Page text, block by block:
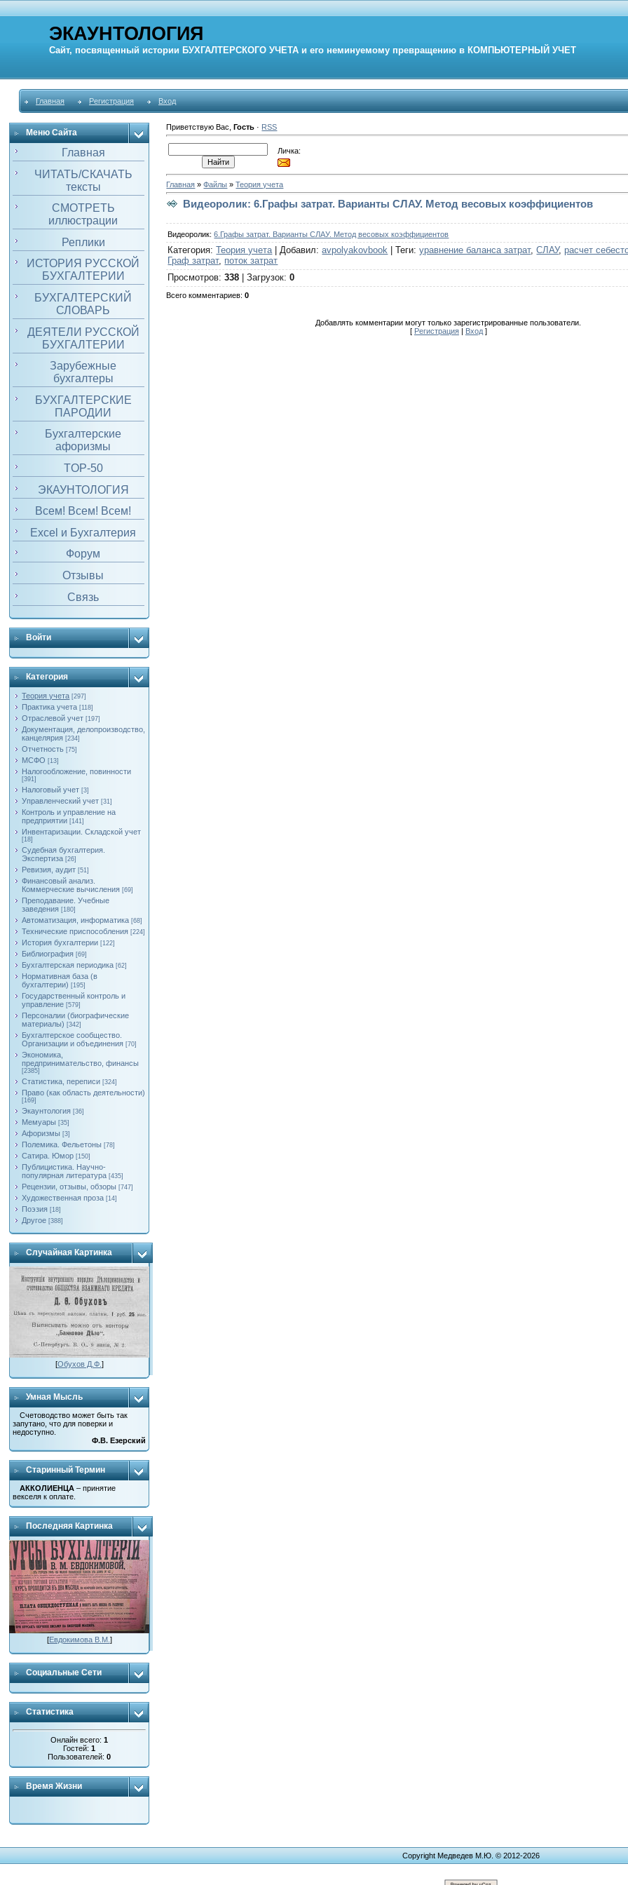
ЭКАУНТОЛОГИЯ
Сайт, посвященный истории БУХГАЛТЕРСКОГО УЧЕТА и его неминуемому превращению в КОМПЬЮТЕРНЫЙ УЧЕТ
Главная Регистрация Вход
Меню Сайта
Главная
ЧИТАТЬ/СКАЧАТЬ
тексты
СМОТРЕТЬ
иллюстрации
Реплики
ИСТОРИЯ РУССКОЙ
БУХГАЛТЕРИИ
БУХГАЛТЕРСКИЙ
СЛОВАРЬ
ДЕЯТЕЛИ РУССКОЙ
БУХГАЛТЕРИИ
Зарубежные
бухгалтеры
БУХГАЛТЕРСКИЕ
ПАРОДИИ
Бухгалтерские
афоризмы
TOP-50
ЭКАУНТОЛОГИЯ
Всем! Всем! Всем!
Excel и Бухгалтерия
Форум
Отзывы
Связь
Войти
Категория
Теория учета [297]
Практика учета [118]
Отраслевой учет [197]
Документация, делопроизводство,
канцелярия [234]
Отчетность [75]
МСФО [13]
Налогообложение, повинности
[391]
Налоговый учет [3]
Управленческий учет [31]
Контроль и управление на
предприятии [141]
Инвентаризации. Складской учет
[18]
Судебная бухгалтерия.
Экспертиза [26]
Ревизия, аудит [51]
Финансовый анализ.
Коммерческие вычисления [69]
Преподавание. Учебные
заведения [180]
Автоматизация, информатика [68]
Технические приспособления [224]
История бухгалтерии [122]
Библиография [69]
Бухгалтерская периодика [62]
Нормативная база (в
бухгалтерии) [195]
Государственный контроль и
управление [579]
Персоналии (биографические
материалы) [342]
Бухгалтерское сообщество.
Организации и объединения [70]
Экономика,
предпринимательство, финансы
[2385]
Статистика, переписи [324]
Право (как область деятельности)
[169]
Экаунтология [36]
Мемуары [35]
Афоризмы [3]
Полемика. Фельетоны [78]
Сатира. Юмор [150]
Публицистика. Научно-
популярная литература [435]
Рецензии, отзывы, обзоры [747]
Художественная проза [14]
Поэзия [18]
Другое [388]
Случайная Картинка
[Обухов Д.Ф. ]
Умная Мысль
Счетоводство может быть так
запутано, что для поверки и
недоступно.
Ф.В. Езерский
Старинный Термин
АККОЛИЕНЦА – принятие
векселя к оплате.
Последняя Картинка
[Евдокимова В.М. ]
Социальные Сети
Статистика
Онлайн всего:1
Гостей:1
Пользователей:0
Время Жизни
Приветствую Вас ,Гость · RSS
Личка:
Главная »Файлы »Теория учета
Видеоролик: 6.Графы затрат. Варианты СЛАУ. Метод весовых коэффициентов
Видеоролик:6.Графы затрат. Варианты СЛАУ. Метод весовых коэффициентов
Категория:Теория учета|Добавил:avpolyakovbook |Теги:уравнение баланса затрат,СЛАУ,расчет
Граф затрат, поток затрат
Просмотров:338 |Загрузок:0
Всего комментариев:0
Добавлять комментарии могут только зарегистрированные пользователи.
[ Регистрация| Вход]
Copyright Медведев М.Ю. © 2012-2026